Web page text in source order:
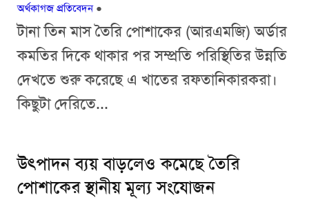
অর্থকাগজ প্রতিবেদন ●
টানা তিন মাস তৈরি পোশাকের (আরএমজি) অর্ডার
কমতির দিকে থাকার পর সম্প্রতি পরিস্থিতির উন্নতি
দেখতে শুরু করেছে এ খাতের রফতানিকারকরা।
কিছুটা দেরিতে...
উৎপাদন ব্যয় বাড়লেও কমেছে তৈরি
পোশাকের স্থানীয় মূল্য সংযোজন